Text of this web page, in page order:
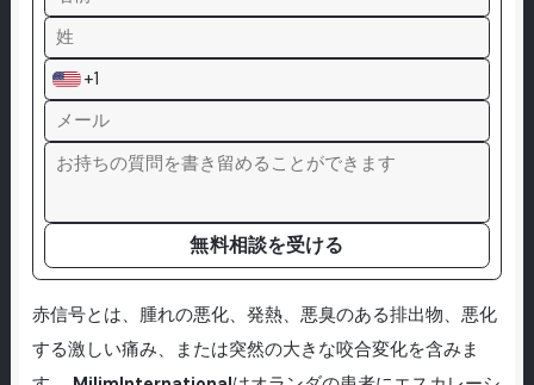
+1
無料相談を受ける
赤信号とは、腫れの悪化、発熱、悪臭のある排出物、悪化
する激しい痛み、または突然の大きな咬合変化を含みま